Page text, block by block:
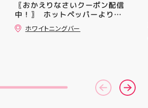
〖おかえりなさいクーポン配信
中！〗 ⁡ ホットペッパーより通
常￥11,170······▸ ￥5️⃣,5️⃣8️⃣0️⃣
のお得なクーポン配信中です★ ⁡
ご予約、ご来店お待ちしており
ます️ #ホワイトニンク #ホワイ
ホワイトニングバー